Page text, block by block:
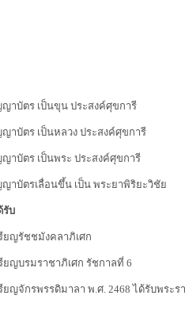
าบัตร เป็นขุน ประสงค์ศุขการี
าบัตร เป็นหลวง ประสงค์ศุขการี
าบัตร เป็นพระ ประสงค์ศุขการี
าบัตรเลื่อนขึ้น เป็น พระยาพิริยะวิชัย
รับ
ยญรัชชมังคลาภิเศก
ยญบรมราชาภิเศก รัชกาลที่ 6
ยญจักรพรรดิมาลา พ.ศ. 2468 ได้รับพระ